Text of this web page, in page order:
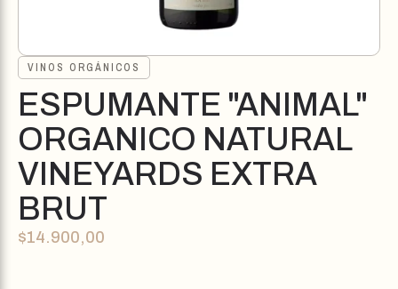
VINOS ORGÁNICOS
ESPUMANTE "ANIMAL"
ORGANICO NATURAL
VINEYARDS EXTRA
BRUT
$14.900,00